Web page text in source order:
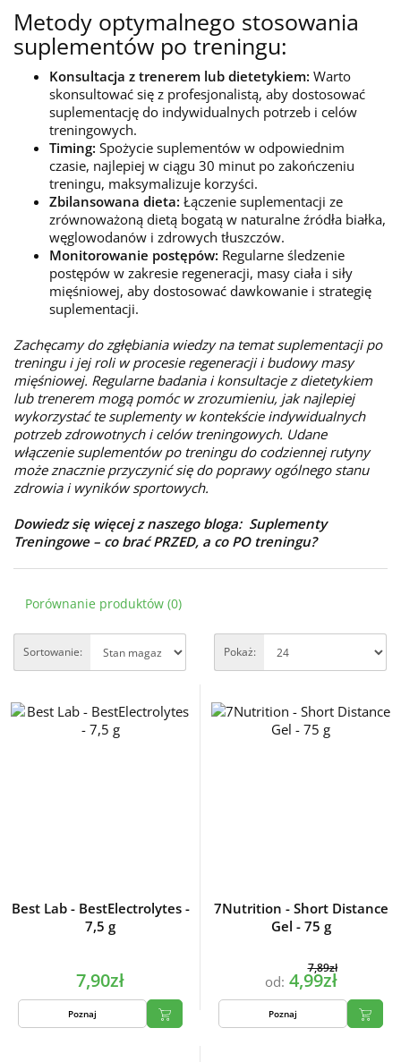
Metody optymalnego stosowania
suplementów po treningu:
Konsultacja z trenerem lub dietetykiem: Warto
skonsultować się z profesjonalistą, aby dostosować
suplementację do indywidualnych potrzeb i celów
treningowych.
Timing: Spożycie suplementów w odpowiednim
czasie, najlepiej w ciągu 30 minut po zakończeniu
treningu, maksymalizuje korzyści.
Zbilansowana dieta: Łączenie suplementacji ze
zrównoważoną dietą bogatą w naturalne źródła białka,
węglowodanów i zdrowych tłuszczów.
Monitorowanie postępów: Regularne śledzenie
postępów w zakresie regeneracji, masy ciała i siły
mięśniowej, aby dostosować dawkowanie i strategię
suplementacji.
Zachęcamy do zgłębiania wiedzy na temat suplementacji po
treningu i jej roli w procesie regeneracji i budowy masy
mięśniowej. Regularne badania i konsultacje z dietetykiem
lub trenerem mogą pomóc w zrozumieniu, jak najlepiej
wykorzystać te suplementy w kontekście indywidualnych
potrzeb zdrowotnych i celów treningowych. Udane
włączenie suplementów po treningu do codziennej rutyny
może znacznie przyczynić się do poprawy ogólnego stanu
zdrowia i wyników sportowych.
Dowiedz się więcej z naszego bloga: Suplementy
Treningowe – co brać PRZED, a co PO treningu?
Porównanie produktów (0)
Sortowanie: Pokaż:
Best Lab - BestElectrolytes -
7,5 g
7,90zł
Poznaj
7Nutrition - Short Distance
Gel - 75 g
od:
7,89zł
4,99zł
Poznaj